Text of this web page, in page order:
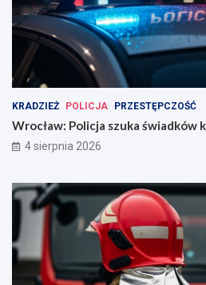
KRADZIEŻ POLICJA PRZESTĘPCZOŚĆ
Wrocław: Policja szuka świadków
4 sierpnia 2026